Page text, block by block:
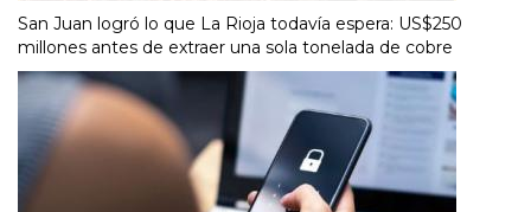
San Juan logró lo que La Rioja todavía espera: US$250
millones antes de extraer una sola tonelada de cobre